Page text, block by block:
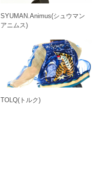
SYUMAN.Animus(シュウマン
アニムス)
TOLQ(トルク)